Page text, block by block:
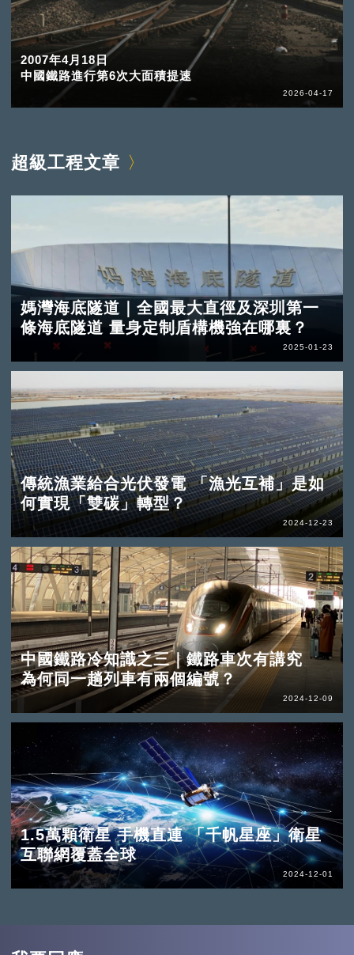
2007年4月18日
中國鐵路進行第6次大面積提速
2026-04-17
超級工程文章
媽灣海底隧道｜全國最大直徑及深圳第一
條海底隧道 量身定制盾構機強在哪裏？
2025-01-23
傳統漁業給合光伏發電 「漁光互補」是如
何實現「雙碳」轉型？
2024-12-23
中國鐵路冷知識之三｜鐵路車次有講究
為何同一趟列車有兩個編號？
2024-12-09
1.5萬顆衛星 手機直連 「千帆星座」衛星
互聯網覆蓋全球
2024-12-01